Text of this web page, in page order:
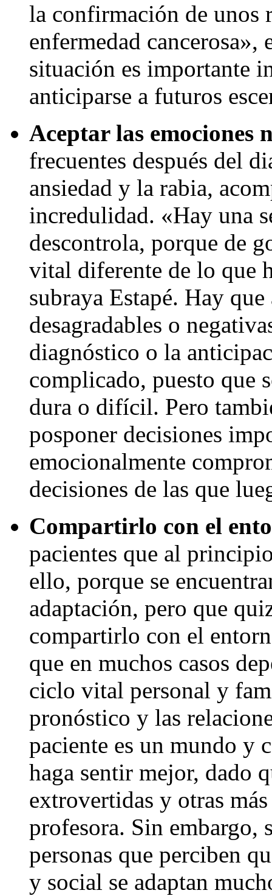
la confirmación de unos
enfermedad cancerosa»,
situación es importante
anticiparse a futuros
Aceptar las emociones
frecuentes después del
ansiedad y la rabia,
incredulidad. «Hay una
descontrola, porque de
vital diferente de lo que
subraya Estapé. Hay
desagradables o
diagnóstico o la
complicado, puesto que
dura o difícil. Pero
posponer decisiones
emocionalmente
decisiones de las que
Compartirlo con el
pacientes que al
ello, porque se
adaptación, pero que
compartirlo con el
que en muchos casos
ciclo vital personal y
pronóstico y las
paciente es un mundo y
haga sentir mejor, dado
extrovertidas y otras
profesora. Sin embargo,
personas que perciben
y social se adaptan